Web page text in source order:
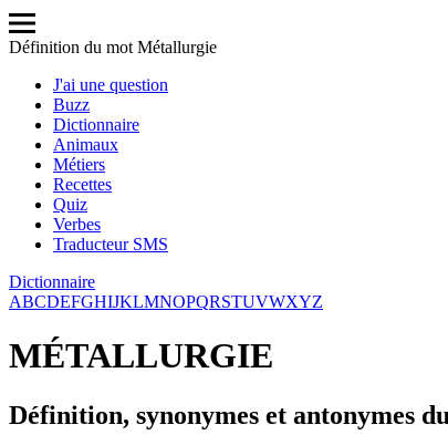
Définition du mot Métallurgie
J'ai une question
Buzz
Dictionnaire
Animaux
Métiers
Recettes
Quiz
Verbes
Traducteur SMS
Dictionnaire
ABCDEFGHIJKLMNOPQRSTUVWXYZ
MÉTALLURGIE
Définition, synonymes et antonymes